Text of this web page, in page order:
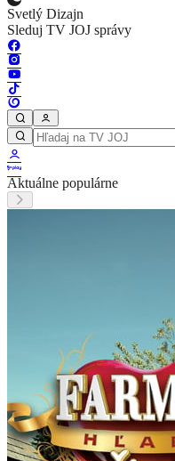
Svetlý Dizajn
Sleduj TV JOJ správy
Aktuálne populárne